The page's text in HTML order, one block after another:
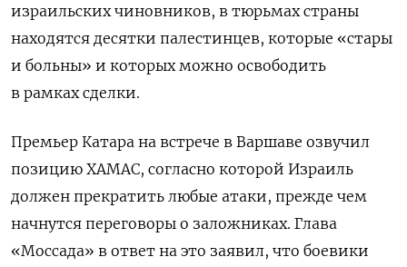
израильских чиновников, в тюрьмах страны
находятся десятки палестинцев, которые «стары
и больны» и которых можно освободить
в рамках сделки.
Премьер Катара на встрече в Варшаве озвучил
позицию ХАМАС, согласно которой Израиль
должен прекратить любые атаки, прежде чем
начнутся переговоры о заложниках. Глава
«Моссада» в ответ на это заявил, что боевики